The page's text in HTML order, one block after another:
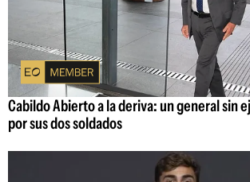
Cabildo Abierto a la deriva: un general sin
por sus dos soldados